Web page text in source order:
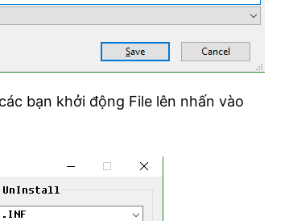
bạn khởi động File lên nhấn vào